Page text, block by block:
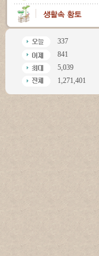
337
841
5,039
1,271,401